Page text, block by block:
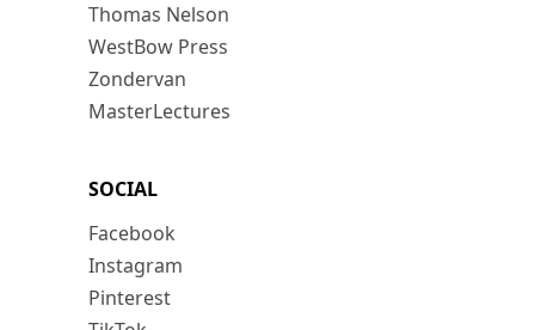
Thomas Nelson
WestBow Press
Zondervan
MasterLectures
SOCIAL
Facebook
Instagram
Pinterest